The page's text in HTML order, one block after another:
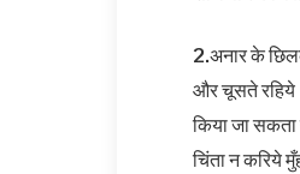
2.अनार के
और चूसते
किया जा
चिंता न करिये